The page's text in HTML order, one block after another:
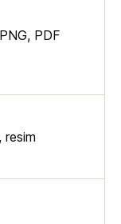
PDF
resim